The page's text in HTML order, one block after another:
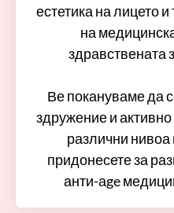
естетика на лицето и
на
здравствената
Ве покануваме да
здружение и
различни нивоа
придонесете за
анти-аge